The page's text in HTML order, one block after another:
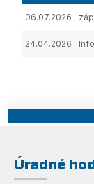
06.07.2026
24.04.2026
Úradné